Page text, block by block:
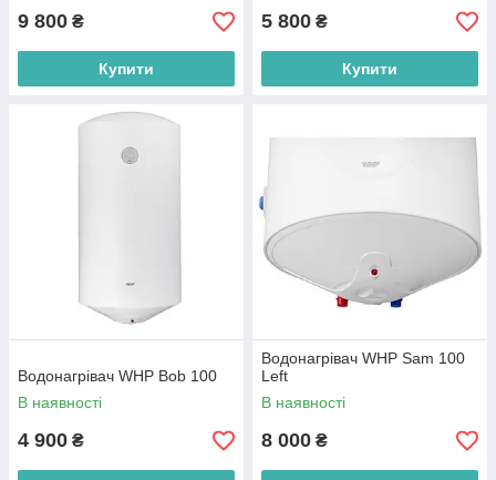
9 800 ₴
Купити
5 800 ₴
Купити
Водонагрівач WHP Bob 100
В наявності
4 900 ₴
Водонагрівач WHP Sam 100
Left
В наявності
8 000 ₴